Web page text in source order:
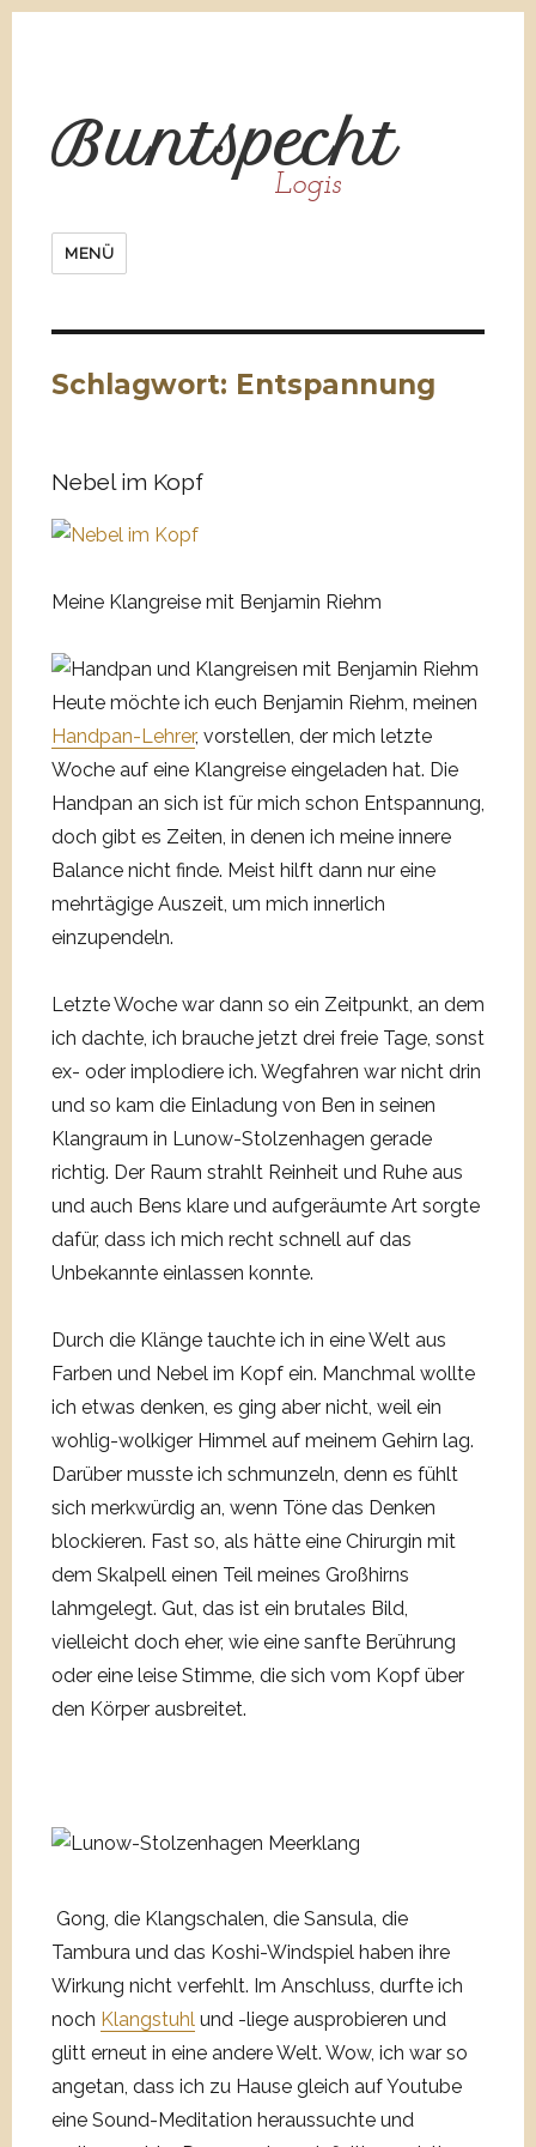
Buntspecht
Logis
MENÜ
Schlagwort: Entspannung
Nebel im Kopf
Meine Klangreise mit Benjamin Riehm
Heute möchte ich euch Benjamin Riehm, meinen
Handpan-Lehrer, vorstellen, der mich letzte
Woche auf eine Klangreise eingeladen hat. Die
Handpan an sich ist für mich schon Entspannung,
doch gibt es Zeiten, in denen ich meine innere
Balance nicht finde. Meist hilft dann nur eine
mehrtägige Auszeit, um mich innerlich
einzupendeln.
Letzte Woche war dann so ein Zeitpunkt, an dem
ich dachte, ich brauche jetzt drei freie Tage, sonst
ex- oder implodiere ich. Wegfahren war nicht drin
und so kam die Einladung von Ben in seinen
Klangraum in Lunow-Stolzenhagen gerade
richtig. Der Raum strahlt Reinheit und Ruhe aus
und auch Bens klare und aufgeräumte Art sorgte
dafür, dass ich mich recht schnell auf das
Unbekannte einlassen konnte.
Durch die Klänge tauchte ich in eine Welt aus
Farben und Nebel im Kopf ein. Manchmal wollte
ich etwas denken, es ging aber nicht, weil ein
wohlig-wolkiger Himmel auf meinem Gehirn lag.
Darüber musste ich schmunzeln, denn es fühlt
sich merkwürdig an, wenn Töne das Denken
blockieren. Fast so, als hätte eine Chirurgin mit
dem Skalpell einen Teil meines Großhirns
lahmgelegt. Gut, das ist ein brutales Bild,
vielleicht doch eher, wie eine sanfte Berührung
oder eine leise Stimme, die sich vom Kopf über
den Körper ausbreitet.
Gong, die Klangschalen, die Sansula, die
Tambura und das Koshi-Windspiel haben ihre
Wirkung nicht verfehlt. Im Anschluss, durfte ich
noch Klangstuhlund -liege ausprobieren und
glitt erneut in eine andere Welt. Wow, ich war so
angetan, dass ich zu Hause gleich auf Youtube
eine Sound-Meditation heraussuchte und